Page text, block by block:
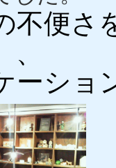
不便さ
ーショ